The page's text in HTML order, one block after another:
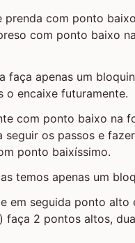
prenda com ponto
com ponto baixo
faça apenas um
o encaixe futuramente.
com ponto baixo na
os passos e
ponto baixíssimo.
temos apenas um
em seguida ponto alto
2 pontos altos,